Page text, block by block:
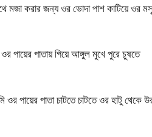
করার জন্য ওর ভোদা পাশ কাটিয়ে ওর
পায়ের পাতায় গিয়ে আঙ্গুল মুখে পুরে চুষতে
পায়ের পাতা চাটতে চাটতে ওর হাটু থেকে